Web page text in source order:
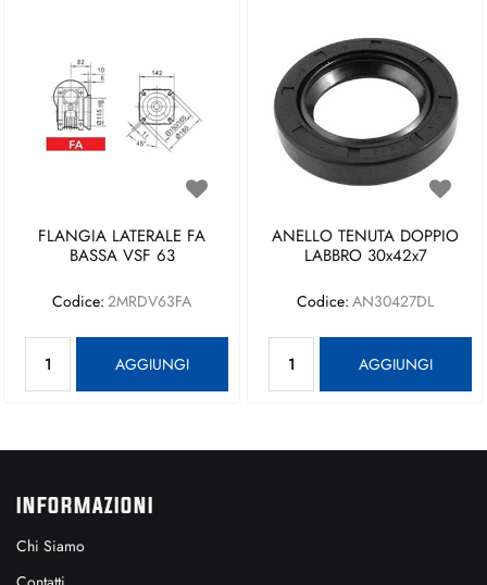
FLANGIA LATERALE FA
BASSA VSF 63
Codice: 2MRDV63FA
AGGIUNGI
ANELLO TENUTA DOPPIO
LABBRO 30x42x7
Codice: AN30427DL
AGGIUNGI
INFORMAZIONI
Chi Siamo